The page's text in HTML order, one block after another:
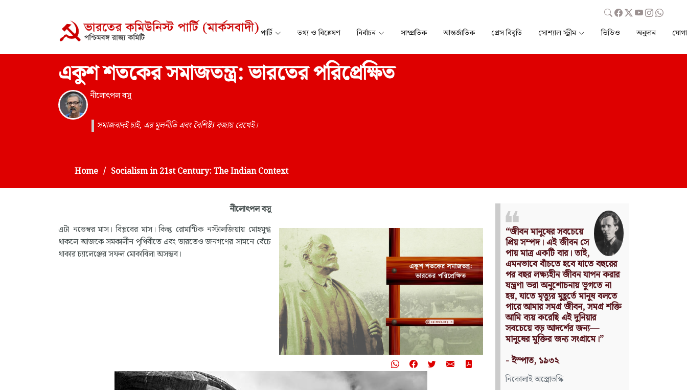
পার্টি তথ্য ও বিশ্লেষণ নির্বাচন সাম্প্রতিক আন্তর্জাতিক প্রেস বিবৃতি সোশ্যাল স্ট্রীম ভিডিও অনুদান
একুশ শতকের সমাজতন্ত্র: ভারতের পরিপ্রেক্ষিত
নীলোৎপল বসু
সমাজবাদই চাই, এর মূলনীতি এবং বৈশিষ্ট্য বজায় রেখেই।
Home Socialism in 21st Century: The Indian Context
নীলোৎপল বসু
এটা নভেম্বর মাস। বিপ্লবের মাস। কিন্তু রোমান্টিক নস্টালজিয়ায় মোহমুগ্ধ
থাকলে আজকে সমকালীন পৃথিবীতে এবং ভারতেও জনগণের সামনে বেঁচে
থাকার চ্যালেঞ্জের সফল মোকাবিলা অসম্ভব।
Nothing can have value
without being an object of
utility.
Source: Das Kapital
(Volume I, Chapter 1)
কার্ল মার্কস